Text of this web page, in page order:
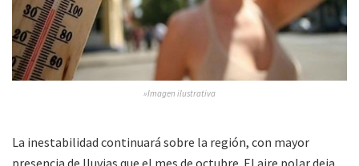
»Imagen ilustrativa
La inestabilidad continuará sobre la región, con mayor
presencia de lluvias que el mes de octubre. El aire polar deja